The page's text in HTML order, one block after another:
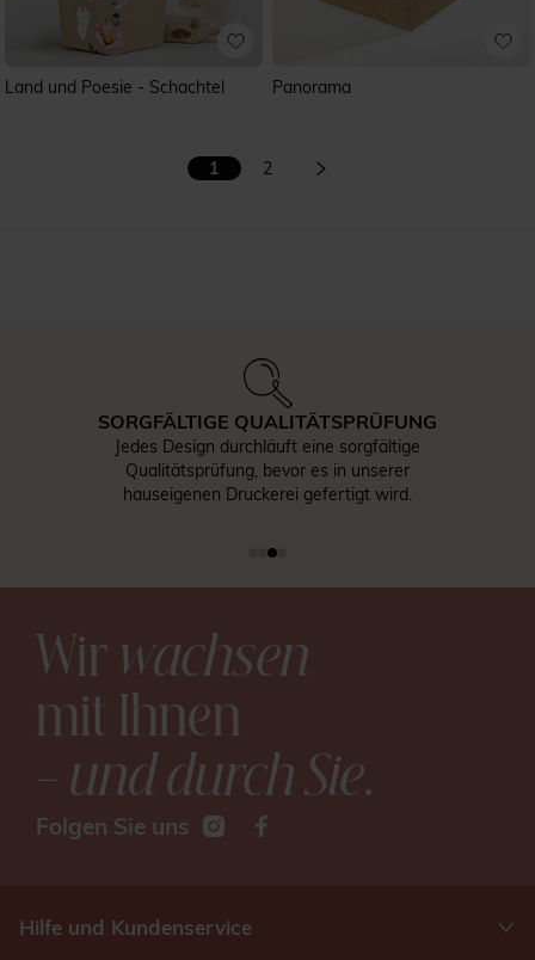
Land und Poesie - Schachtel Panorama
1 2
SORGFÄLTIGE QUALITÄTSPRÜFUNG
Jedes Design durchläuft eine sorgfältige
Qualitätsprüfung, bevor es in unserer
hauseigenen Druckerei gefertigt wird.
Wirwachsen
mit Ihnen
– und durch Sie.
Folgen Sie uns
Hilfe und Kundenservice